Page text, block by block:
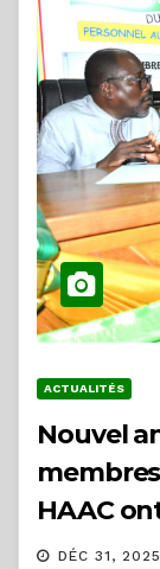
ACTUALITÉS
Nouvel
HAAC
DÉC 31, 2025